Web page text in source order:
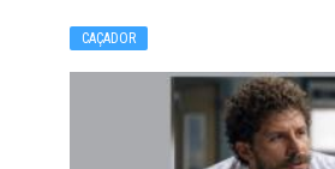
CAÇADOR